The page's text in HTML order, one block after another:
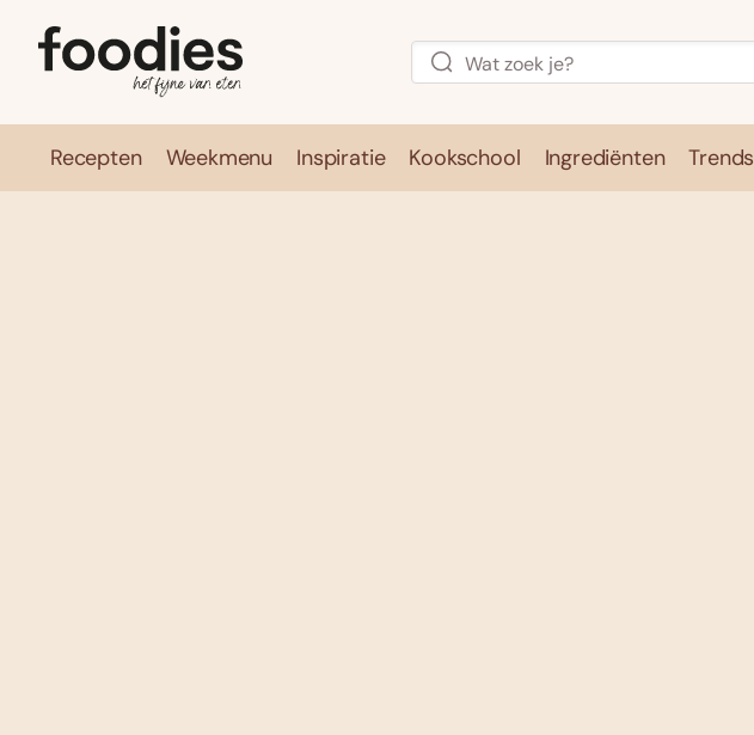
Recepten Weekmenu Inspiratie Kookschool Ingrediënten Trends